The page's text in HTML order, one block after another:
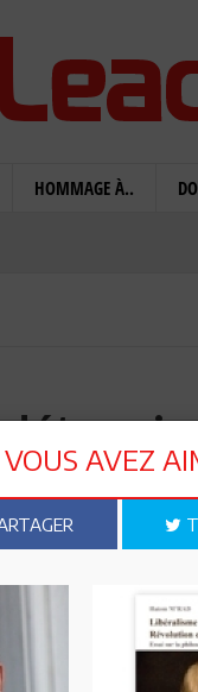
HOMMAGE À..
2016
VOUS AVEZ